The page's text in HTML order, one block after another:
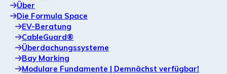
Über
Die Formula Space
EV-Beratung
CableGuard®
Überdachungssysteme
Bay Marking
Modulare Fundamente | Demnächst verfügbar!